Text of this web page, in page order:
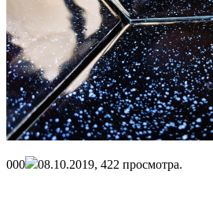
000 08.10.2019, 422 просмотра.